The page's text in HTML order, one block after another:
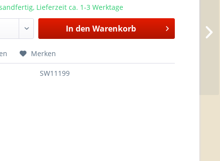
Lieferzeit ca. 1-3 Werktage
In den Warenkorb
Merken
SW11199